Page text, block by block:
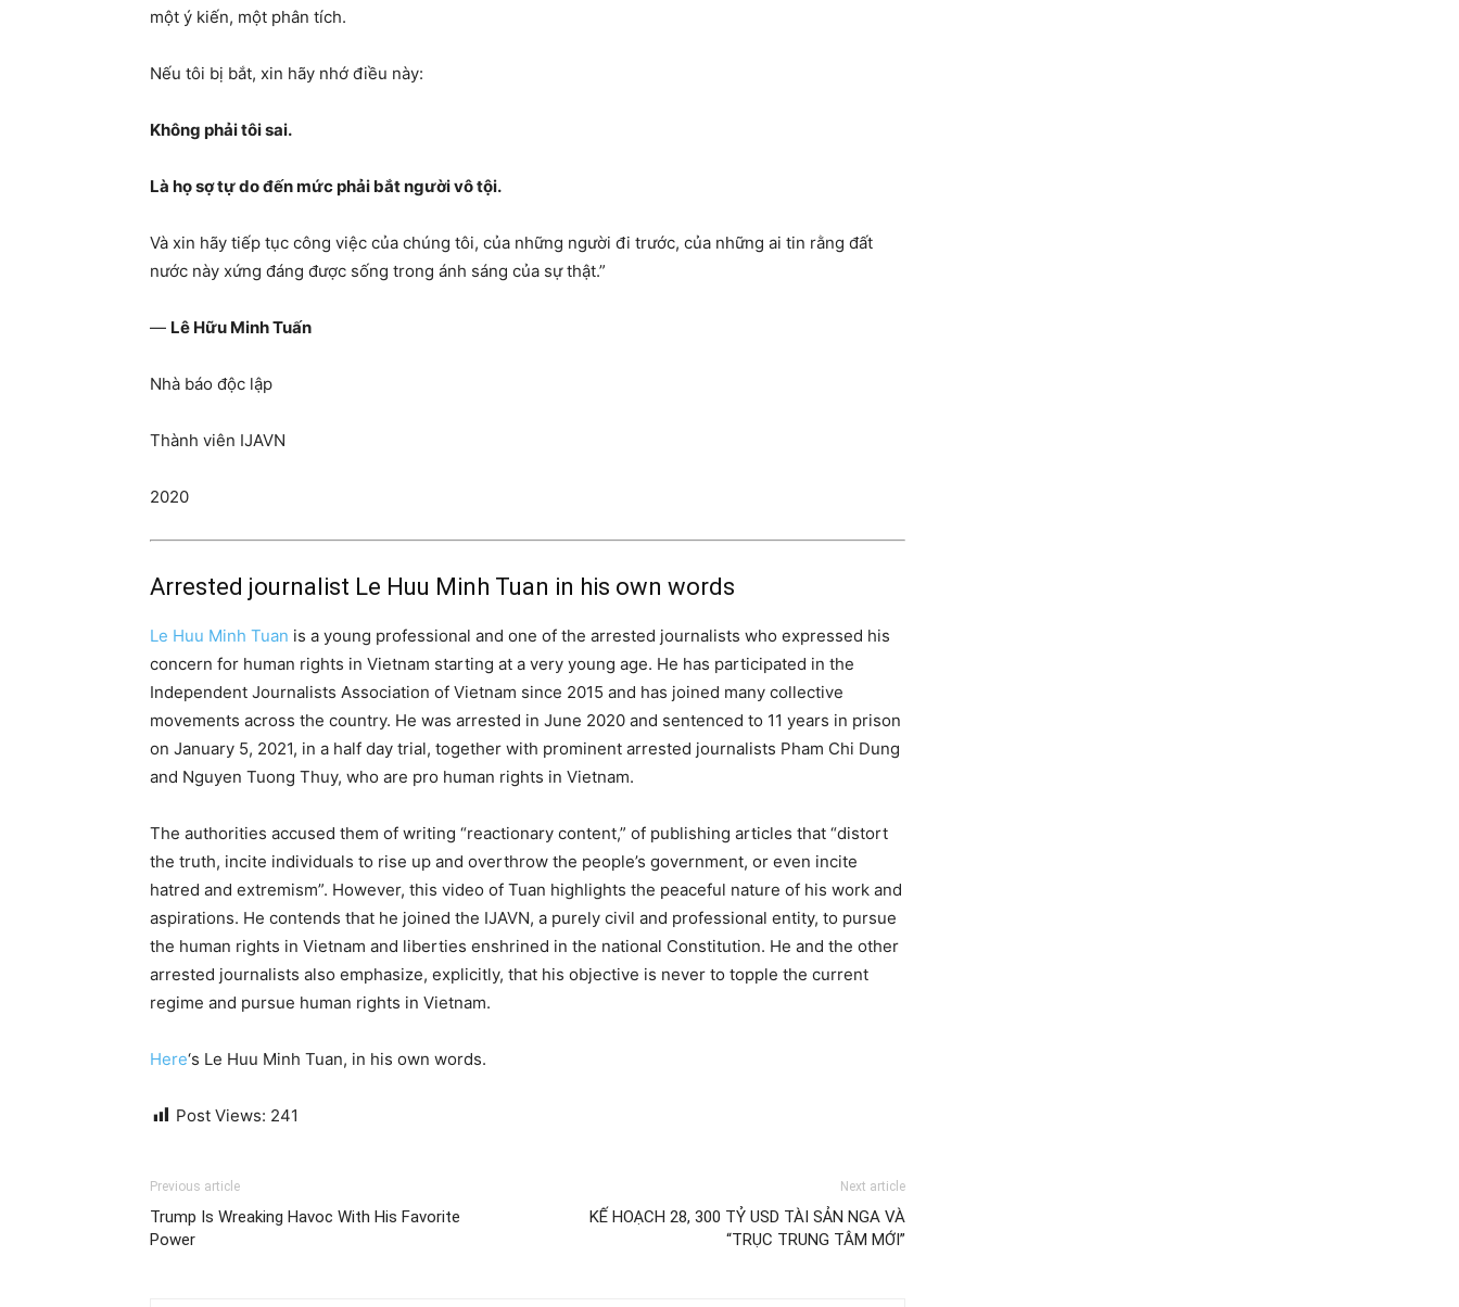
một ý kiến, một phân tích.
Nếu tôi bị bắt, xin hãy nhớ điều này:
Không phải tôi sai.
Là họ sợ tự do đến mức phải bắt người vô tội.
Và xin hãy tiếp tục công việc của chúng tôi, của những người đi trước, của những ai tin rằng đất
nước này xứng đáng được sống trong ánh sáng của sự thật.”
— Lê Hữu Minh Tuấn
Nhà báo độc lập
Thành viên IJAVN
2020
Arrested journalist Le Huu Minh Tuan in his own words
Le Huu Minh Tuan is a young professional and one of the arrested journalists who expressed his
concern for human rights in Vietnam starting at a very young age. He has participated in the
Independent Journalists Association of Vietnam since 2015 and has joined many collective
movements across the country. He was arrested in June 2020 and sentenced to 11 years in prison
on January 5, 2021, in a half day trial, together with prominent arrested journalists Pham Chi Dung
and Nguyen Tuong Thuy, who are pro human rights in Vietnam.
The authorities accused them of writing “reactionary content,” of publishing articles that “distort
the truth, incite individuals to rise up and overthrow the people’s government, or even incite
hatred and extremism”. However, this video of Tuan highlights the peaceful nature of his work and
aspirations. He contends that he joined the IJAVN, a purely civil and professional entity, to pursue
the human rights in Vietnam and liberties enshrined in the national Constitution. He and the other
arrested journalists also emphasize, explicitly, that his objective is never to topple the current
regime and pursue human rights in Vietnam.
Here‘s Le Huu Minh Tuan, in his own words.
Post Views: 241
Previous article
Trump Is Wreaking Havoc With His Favorite
Power
Next article
KẾ HOẠCH 28, 300 TỶ USD TÀI SẢN NGA VÀ
“TRỤC TRUNG TÂM MỚI”